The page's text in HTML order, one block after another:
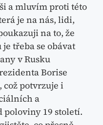
a mluvím proti této
je na nás, lidi,
na to, že
třeba se obávat
v Rusku
Borise
potvrzuje i
a
poloviny 19 století.